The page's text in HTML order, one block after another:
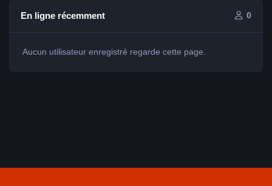
En ligne récemment 0
Aucun utilisateur enregistré regarde cette page.